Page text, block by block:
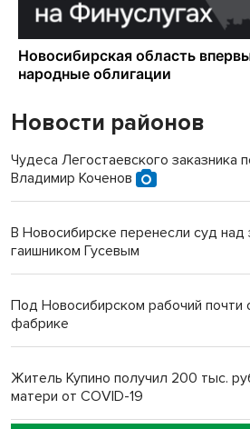
Новости районов
Чудеса Легостаевского заказника
Владимир Коченов
В Новосибирске перенесли суд
гаишником Гусевым
Под Новосибирском рабочий почти
фабрике
Житель Купино получил 200 тыс.
матери от COVID-19